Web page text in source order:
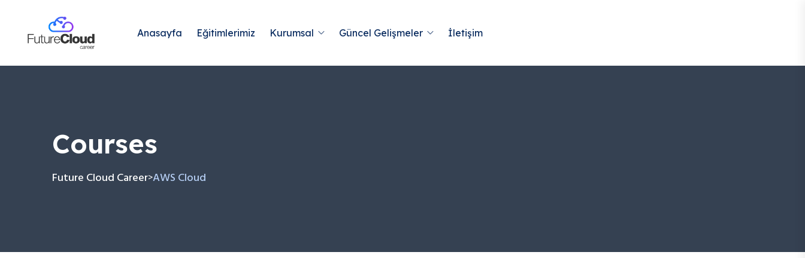
Anasayfa Eğitimlerimiz Kurumsal Güncel Gelişmeler İletişim
Courses
Future Cloud Career>AWS Cloud